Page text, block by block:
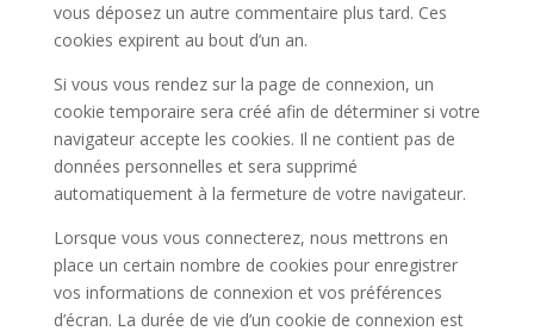
vous déposez un autre commentaire plus tard. Ces
cookies expirent au bout d’un an.
Si vous vous rendez sur la page de connexion, un
cookie temporaire sera créé afin de déterminer si votre
navigateur accepte les cookies. Il ne contient pas de
données personnelles et sera supprimé
automatiquement à la fermeture de votre navigateur.
Lorsque vous vous connecterez, nous mettrons en
place un certain nombre de cookies pour enregistrer
vos informations de connexion et vos préférences
d’écran. La durée de vie d’un cookie de connexion est